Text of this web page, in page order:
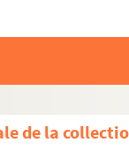
de la